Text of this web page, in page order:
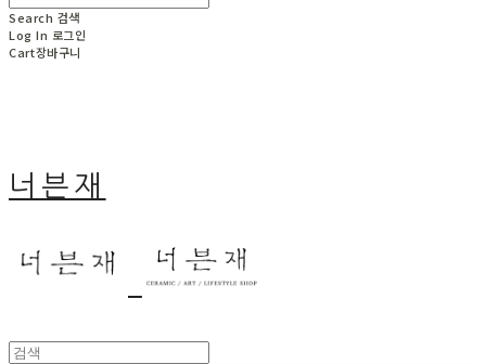
Search 검색
Log In 로그인
Cart장바구니
너븐재